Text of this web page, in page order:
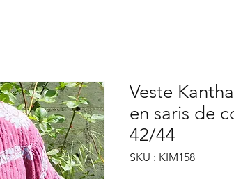
Veste
en saris de
42/44
SKU : KIM158